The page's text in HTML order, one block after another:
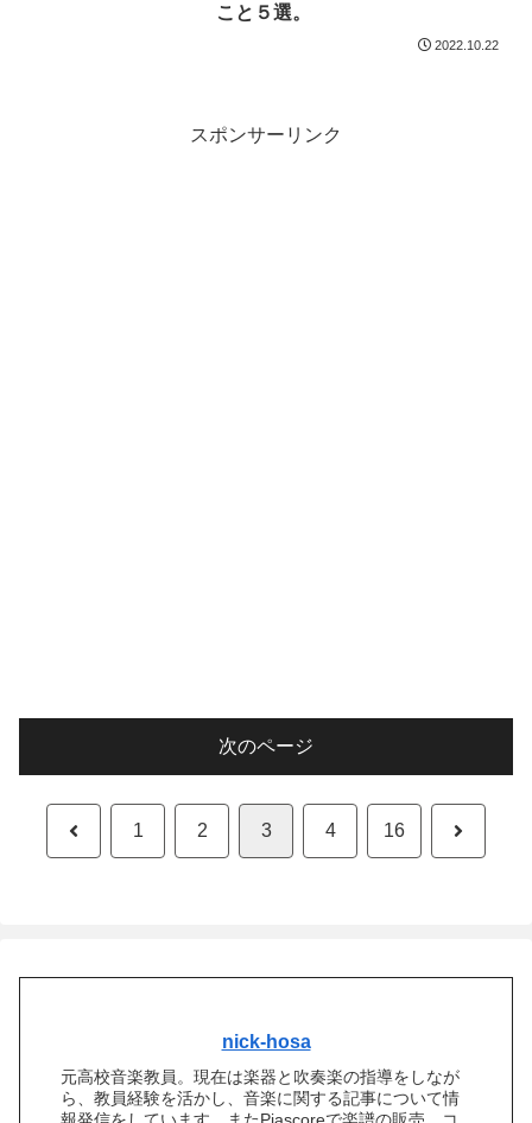
こと５選。
2022.10.22
スポンサーリンク
次のページ
前 1 2 3 4 16 次
nick-hosa
元高校音楽教員。現在は楽器と吹奏楽の指導をしなが
ら、教員経験を活かし、音楽に関する記事について情
報発信をしています。またPiascoreで楽譜の販売、コ